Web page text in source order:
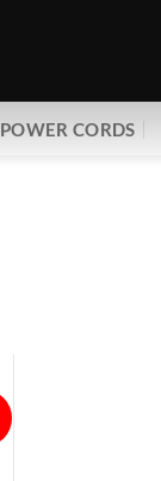
POWER CORDS